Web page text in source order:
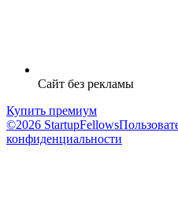
Сайт без рекламы
Купить премиум
©2026 StartupFellows
конфиденциальности